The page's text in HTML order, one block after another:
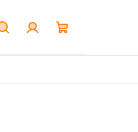
košík